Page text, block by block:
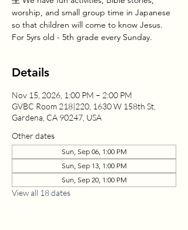
worship, and small group time in Japanese
so that children will come to know Jesus.
For 5yrs old - 5th grade every Sunday.
Details
Nov 15, 2026, 1:00 PM – 2:00 PM
GVBC Room 218|220, 1630 W 158th St,
Gardena, CA 90247, USA
Other dates
Sun, Sep 06, 1:00 PM
Sun, Sep 13, 1:00 PM
Sun, Sep 20, 1:00 PM
View all 18 dates